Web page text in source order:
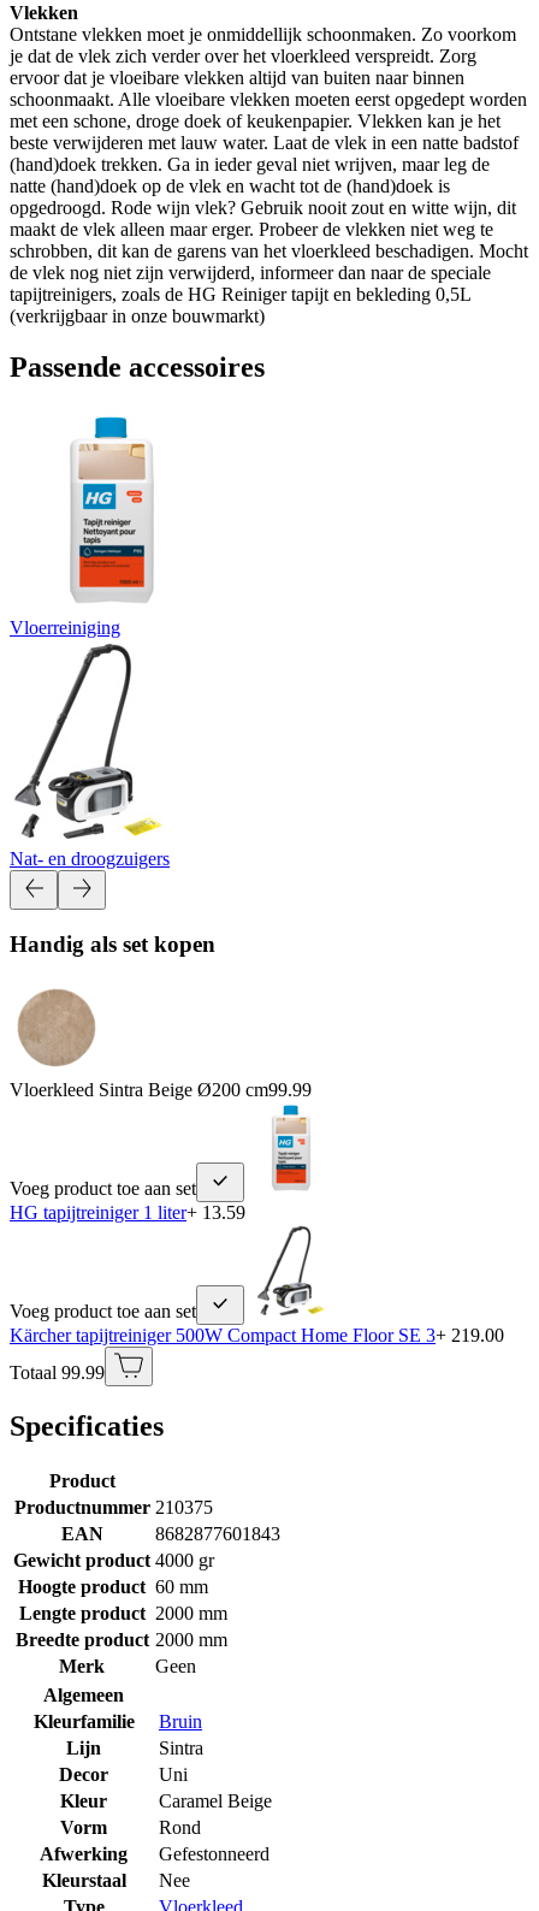
Vlekken
Ontstane vlekken moet je onmiddellijk schoonmaken. Zo voorkom
je dat de vlek zich verder over het vloerkleed verspreidt. Zorg
ervoor dat je vloeibare vlekken altijd van buiten naar binnen
schoonmaakt. Alle vloeibare vlekken moeten eerst opgedept worden
met een schone, droge doek of keukenpapier. Vlekken kan je het
beste verwijderen met lauw water. Laat de vlek in een natte badstof
(hand)doek trekken. Ga in ieder geval niet wrijven, maar leg de
natte (hand)doek op de vlek en wacht tot de (hand)doek is
opgedroogd. Rode wijn vlek? Gebruik nooit zout en witte wijn, dit
maakt de vlek alleen maar erger. Probeer de vlekken niet weg te
schrobben, dit kan de garens van het vloerkleed beschadigen. Mocht
de vlek nog niet zijn verwijderd, informeer dan naar de speciale
tapijtreinigers, zoals de HG Reiniger tapijt en bekleding 0,5L
(verkrijgbaar in onze bouwmarkt)
Passende accessoires
Vloerreiniging
Nat- en droogzuigers
Handig als set kopen
Vloerkleed Sintra Beige Ø200 cm99.99
Voeg product toe aan set
HG tapijtreiniger 1 liter+ 13.59
Voeg product toe aan set
Kärcher tapijtreiniger 500W Compact Home Floor SE 3+ 219.00
Totaal 99.99
Specificaties
Product
Productnummer 210375
EAN
8682877601843
Gewicht product 4000 gr
Hoogte product 60 mm
Lengte product 2000 mm
Breedte product 2000 mm
Merk
Geen
Algemeen
Kleurfamilie
Bruin
Lijn
Sintra
Decor
Uni
Kleur
Caramel Beige
Vorm
Rond
Afwerking
Gefestonneerd
Kleurstaal
Nee
Type
Vloerkleed